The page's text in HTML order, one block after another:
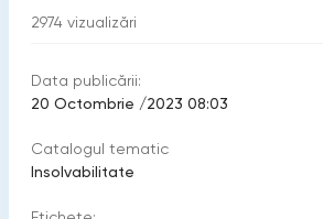
2974 vizualizări
Data publicării:
20 Octombrie /2023 08:03
Catalogul tematic
Insolvabilitate